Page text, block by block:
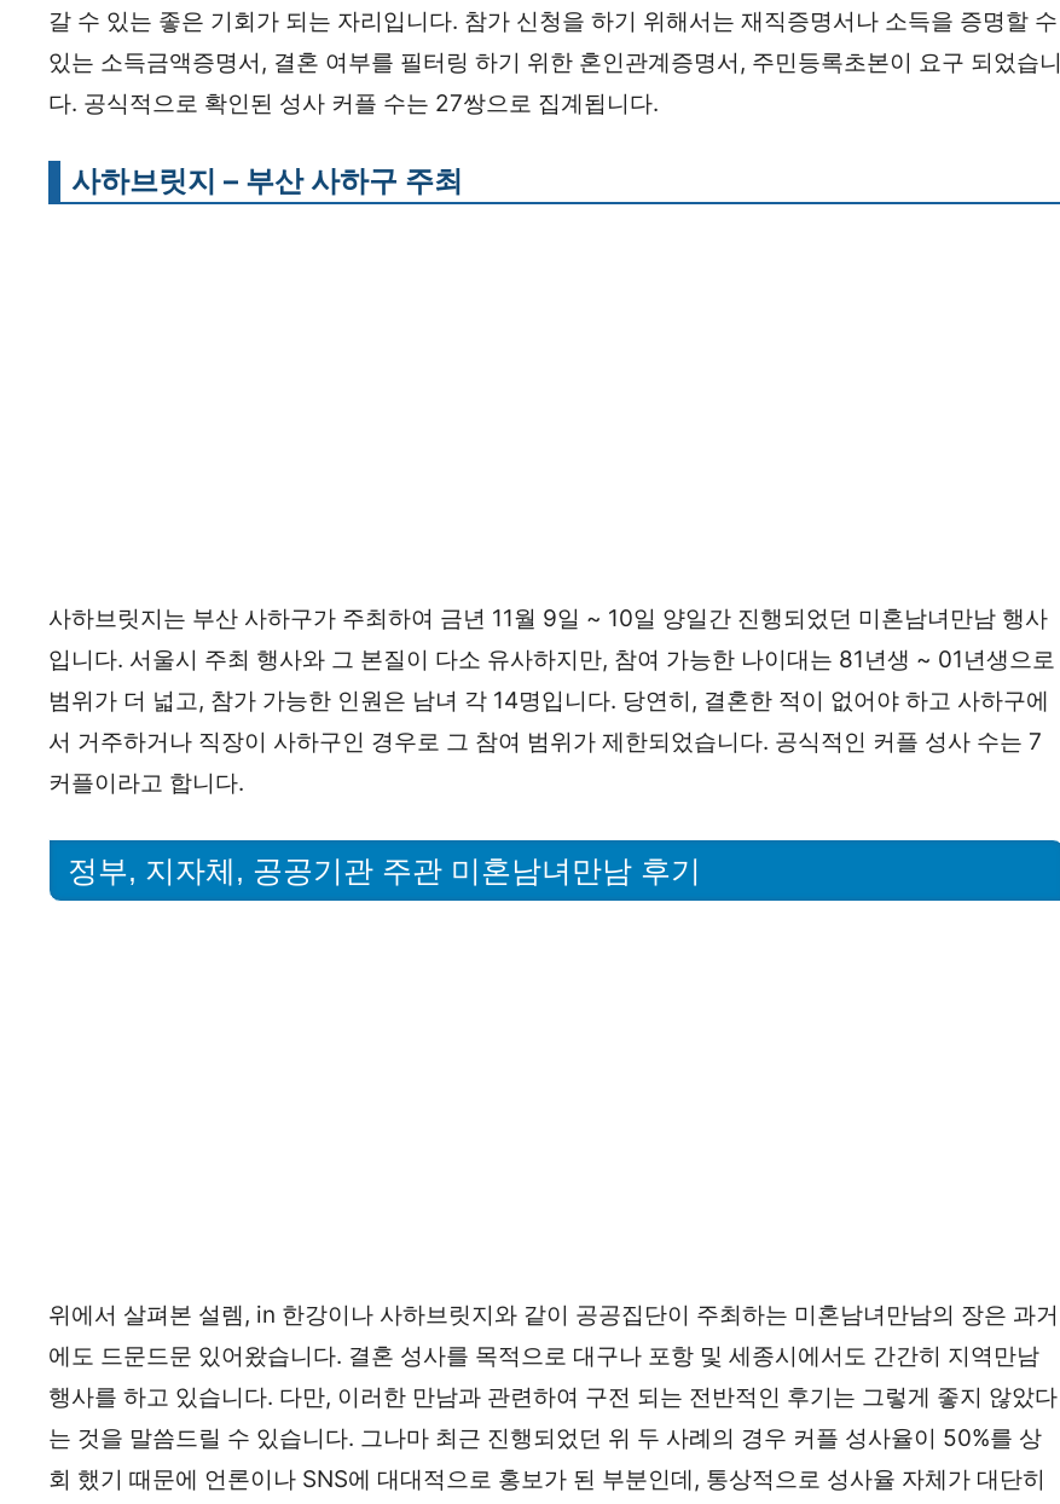
갈 수 있는 좋은 기회가 되는 자리입니다. 참가 신청을 하기 위해서는 재직증명서나 소득을 증명할 수
있는 소득금액증명서, 결혼 여부를 필터링 하기 위한 혼인관계증명서, 주민등록초본이 요구 되었습니
다. 공식적으로 확인된 성사 커플 수는 27쌍으로 집계됩니다.
사하브릿지 – 부산 사하구 주최
사하브릿지는 부산 사하구가 주최하여 금년 11월 9일 ~ 10일 양일간 진행되었던 미혼남녀만남 행사
입니다. 서울시 주최 행사와 그 본질이 다소 유사하지만, 참여 가능한 나이대는 81년생 ~ 01년생으로
범위가 더 넓고, 참가 가능한 인원은 남녀 각 14명입니다. 당연히, 결혼한 적이 없어야 하고 사하구에
서 거주하거나 직장이 사하구인 경우로 그 참여 범위가 제한되었습니다. 공식적인 커플 성사 수는 7
커플이라고 합니다.
정부, 지자체, 공공기관 주관 미혼남녀만남 후기
위에서 살펴본 설렘, in 한강이나 사하브릿지와 같이 공공집단이 주최하는 미혼남녀만남의 장은 과거
에도 드문드문 있어왔습니다. 결혼 성사를 목적으로 대구나 포항 및 세종시에서도 간간히 지역만남
행사를 하고 있습니다. 다만, 이러한 만남과 관련하여 구전 되는 전반적인 후기는 그렇게 좋지 않았다
는 것을 말씀드릴 수 있습니다. 그나마 최근 진행되었던 위 두 사례의 경우 커플 성사율이 50%를 상
회 했기 때문에 언론이나 SNS에 대대적으로 홍보가 된 부분인데, 통상적으로 성사율 자체가 대단히